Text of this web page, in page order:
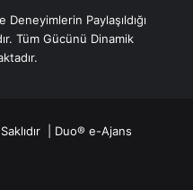
Deneyimlerin Paylaşıldığı
Tüm Gücünü Dinamik
| Duo® e-Ajans